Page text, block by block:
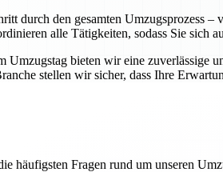
durch den gesamten Umzugsprozess
alle Tätigkeiten, sodass Sie sich
Umzugstag bieten wir eine zuverlässige
stellen wir sicher, dass Ihre
häufigsten Fragen rund um unseren